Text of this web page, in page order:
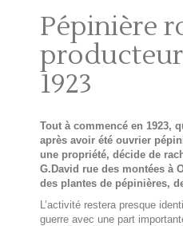
Pépinière
1923
Tout à commencé en 1923,
après avoir été ouvrier
une propriété, décide de
G.David rue des montées à
des plantes de pépinières,
L’activité restera presque
guerre avec une part